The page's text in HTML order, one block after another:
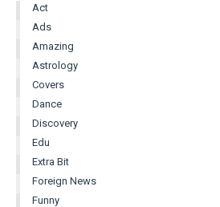
Act
Ads
Amazing
Astrology
Covers
Dance
Discovery
Edu
Extra Bit
Foreign News
Funny